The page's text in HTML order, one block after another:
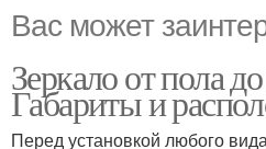
Вас может
Зеркало от пола
Габариты и
Перед установкой любого